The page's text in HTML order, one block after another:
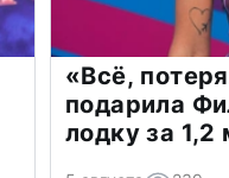
«Всё,
подарила
лодку за 1,2